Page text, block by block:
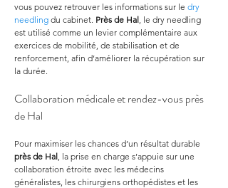
vous pouvez retrouver les informations sur le dry
needling du cabinet. Près de Hal, le dry needling
est utilisé comme un levier complémentaire aux
exercices de mobilité, de stabilisation et de
renforcement, afin d’améliorer la récupération sur
la durée.
Collaboration médicale et rendez-vous près
de Hal
Pour maximiser les chances d’un résultat durable
près de Hal, la prise en charge s’appuie sur une
collaboration étroite avec les médecins
généralistes, les chirurgiens orthopédistes et les